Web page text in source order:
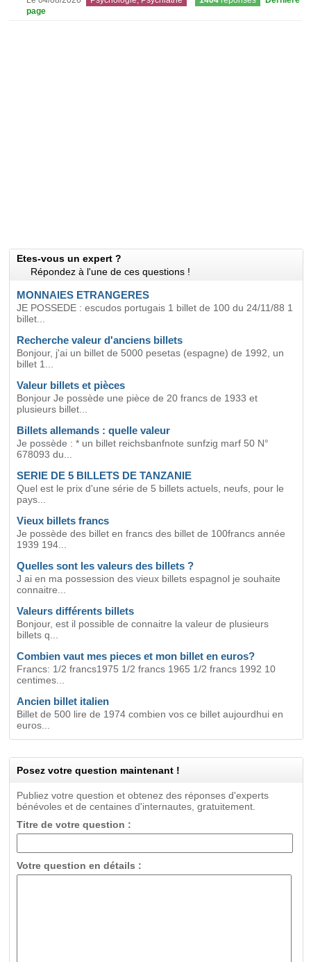
page
Etes-vous un expert ?
Répondez à l'une de ces questions !
MONNAIES ETRANGERES
JE POSSEDE : escudos portugais 1 billet de 100 du 24/11/88 1
billet...
Recherche valeur d'anciens billets
Bonjour, j'ai un billet de 5000 pesetas (espagne) de 1992, un
billet 1...
Valeur billets et pièces
Bonjour Je possède une pièce de 20 francs de 1933 et
plusieurs billet...
Billets allemands : quelle valeur
Je possède : * un billet reichsbanfnote sunfzig marf 50 N°
678093 du...
SERIE DE 5 BILLETS DE TANZANIE
Quel est le prix d'une série de 5 billets actuels, neufs, pour le
pays...
Vieux billets francs
Je possède des billet en francs des billet de 100francs année
1939 194...
Quelles sont les valeurs des billets ?
J ai en ma possession des vieux billets espagnol je souhaite
connaitre...
Valeurs différents billets
Bonjour, est il possible de connaitre la valeur de plusieurs
billets q...
Combien vaut mes pieces et mon billet en euros?
Francs: 1/2 francs1975 1/2 francs 1965 1/2 francs 1992 10
centimes...
Ancien billet italien
Billet de 500 lire de 1974 combien vos ce billet aujourdhui en
euros...
Posez votre question maintenant !
Publiez votre question et obtenez des réponses d'experts
bénévoles et de centaines d'internautes, gratuitement.
Titre de votre question :
Votre question en détails :